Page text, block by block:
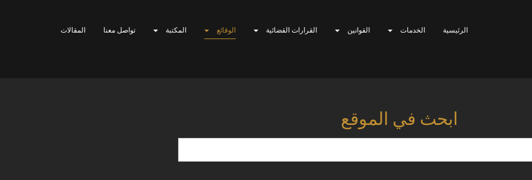
الرئيسية الخدمات القوانين القرارات القضائية الوقائع المكتبة تواصل معنا المقالات
ابحث في الموقع